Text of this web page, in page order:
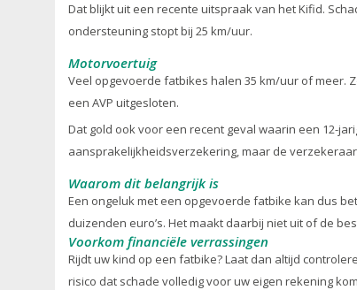
Dat blijkt uit een recente uitspraak van het Kifid.
ondersteuning stopt bij 25 km/uur.
Motorvoertuig
Veel opgevoerde fatbikes halen 35 km/uur of meer.
een AVP uitgesloten.
Dat gold ook voor een recent geval waarin een 12-
aansprakelijkheidsverzekering, maar de
Waarom dit belangrijk is
Een ongeluk met een opgevoerde fatbike kan dus
duizenden euro’s. Het maakt daarbij niet uit of de
Voorkom financiële verrassingen
Rijdt uw kind op een fatbike? Laat dan altijd
risico dat schade volledig voor uw eigen rekening